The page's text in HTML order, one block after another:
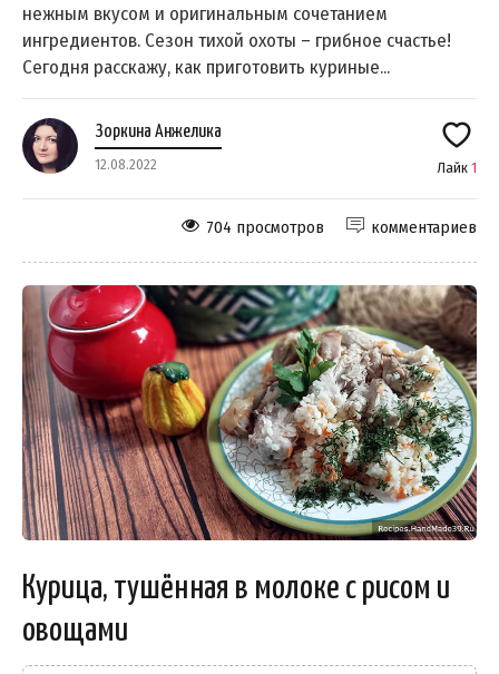
нежным вкусом и оригинальным сочетанием
ингредиентов. Сезон тихой охоты – грибное счастье!
Сегодня расскажу, как приготовить куриные...
Зоркина Анжелика
12.08.2022 Лайк 1
комментариев
704 просмотров
Курица, тушённая в молоке с рисом и
овощами